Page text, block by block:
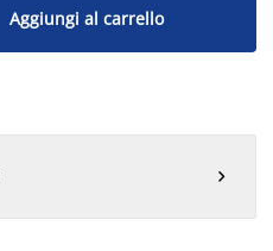
Aggiungi al carrello
